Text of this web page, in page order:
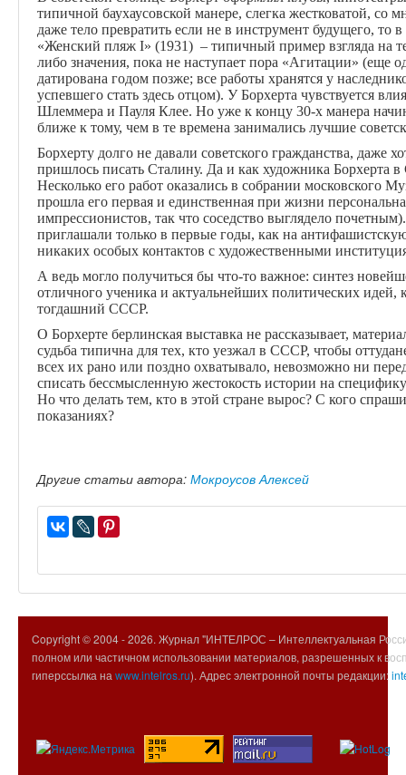
типичной баухаусовской манере, слегка жестковатой,
даже тело превратить если не в инструмент будущего, то
«Женский пляж I» (1931) – типичный пример взгляда на
либо значения, пока не наступает пора «Агитации» (еще
датирована годом позже; все работы хранятся у
успевшего стать здесь отцом). У Борхерта чувствуется
Шлеммера и Пауля Клее. Но уже к концу 30-х манера
ближе к тому, чем в те времена занимались лучшие
Борхерту долго не давали советского гражданства, даже
пришлось писать Сталину. Да и как художника Борхерта
Несколько его работ оказались в собрании московского
прошла его первая и единственная при жизни
импрессионистов, так что соседство выглядело
приглашали только в первые годы, как на
никаких особых контактов с художественными
А ведь могло получиться бы что-то важное: синтез
отличного ученика и актуальнейших политических идей,
тогдашний СССР.
О Борхерте берлинская выставка не рассказывает,
судьба типична для тех, кто уезжал в СССР, чтобы
всех их рано или поздно охватывало, невозможно ни
списать бессмысленную жестокость истории на
Но что делать тем, кто в этой стране вырос? С кого
показаниях?
Другие статьи автора: Мокроусов Алексей
Copyright © 2004 -2026. Журнал "ИНТЕЛРОС – Интеллектуальная
полном или частичном использовании материалов, разрешенных к
гиперссылка на www.intelros.ru). Адрес электронной почты редакции: